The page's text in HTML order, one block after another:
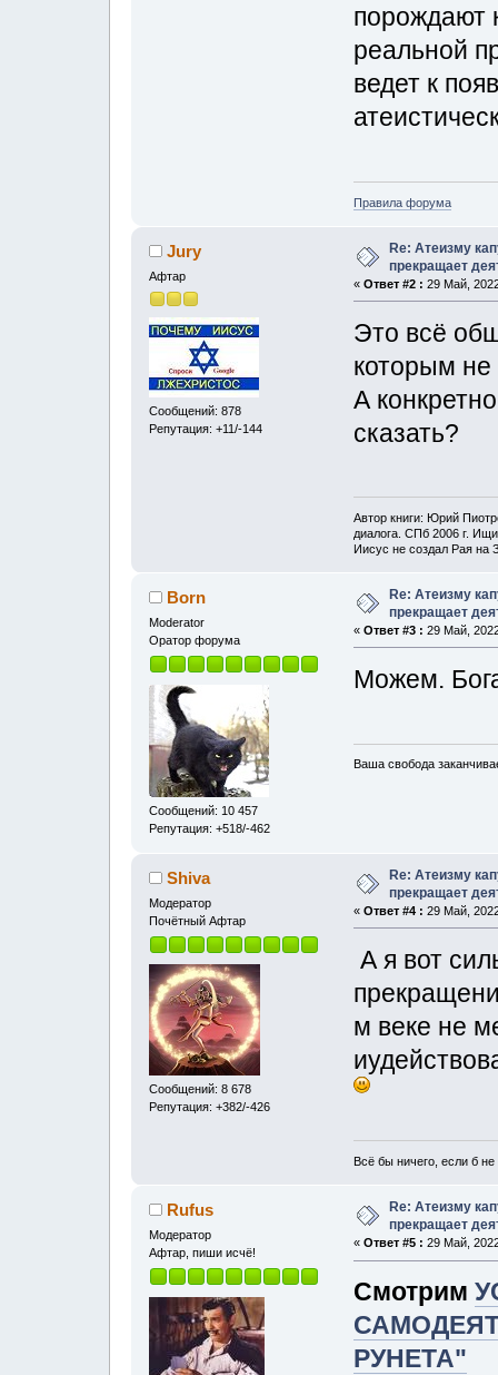
порождают
реальной
ведет к
Правила форума
Jury
Афтар
Сообщений: 878
Репутация: +11/-144
Re: Атеизму
прекращает
« Ответ #2 : 29 Май,
Это всё
которым не
А
сказать?
Автор книги: Юрий
диалога. СПб 2006 г. Ищи
Иисус не создал Рая
Born
Moderator
Оратор форума
Сообщений: 10 457
Репутация: +518/-462
Re: Атеизму
прекращает
« Ответ #3 : 29 Май,
Можем.
Ваша свобода
Shiva
Модератор
Почётный Афтар
Сообщений: 8 678
Репутация: +382/-426
Re: Атеизму
прекращает
« Ответ #4 : 29 Май,
А я вот
м веке не
Всё бы ничего, если б не
Rufus
Модератор
Афтар, пиши исчё!
Re: Атеизму
прекращает
« Ответ #5 : 29 Май,
Смотрим
РУНЕТА"